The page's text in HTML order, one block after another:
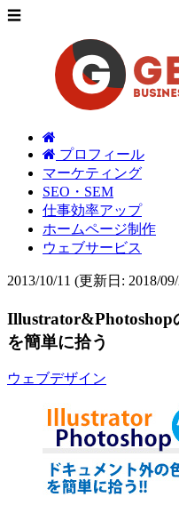
☰
プロフィール
マーケティング
SEO・SEM
仕事効率アップ
ホームページ制作
ウェブサービス
2013/10/11 (更新日: 2018/
Illustrator&Photoshop
を簡単に拾う
ウェブデザイン